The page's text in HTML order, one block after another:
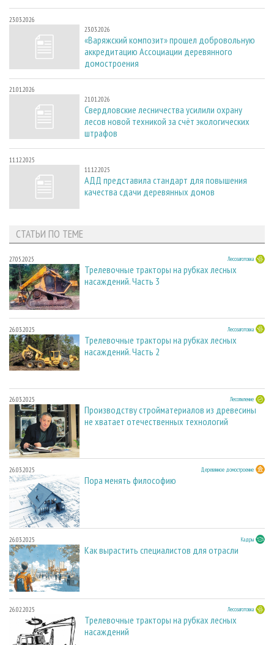
23.03.2026
23.03.2026
«Варяжский композит» прошел добровольную
аккредитацию Ассоциации деревянного
домостроения
21.01.2026
21.01.2026
Свердловские лесничества усилили охрану
лесов новой техникой за счёт экологических
штрафов
11.12.2025
11.12.2025
АДД представила стандарт для повышения
качества сдачи деревянных домов
СТАТЬИ ПО ТЕМЕ
27.05.2025 Лесозаготовка
Трелевочные тракторы на рубках лесных
насаждений. Часть 3
26.03.2025 Лесозаготовка
Трелевочные тракторы на рубках лесных
насаждений. Часть 2
26.03.2025 Лесопиление
Производству стройматериалов из древесины
не хватает отечественных технологий
26.03.2025 Деревянное домостроение
Пора менять философию
26.03.2025 Кадры
Как вырастить специалистов для отрасли
26.02.2025 Лесозаготовка
Трелевочные тракторы на рубках лесных
насаждений